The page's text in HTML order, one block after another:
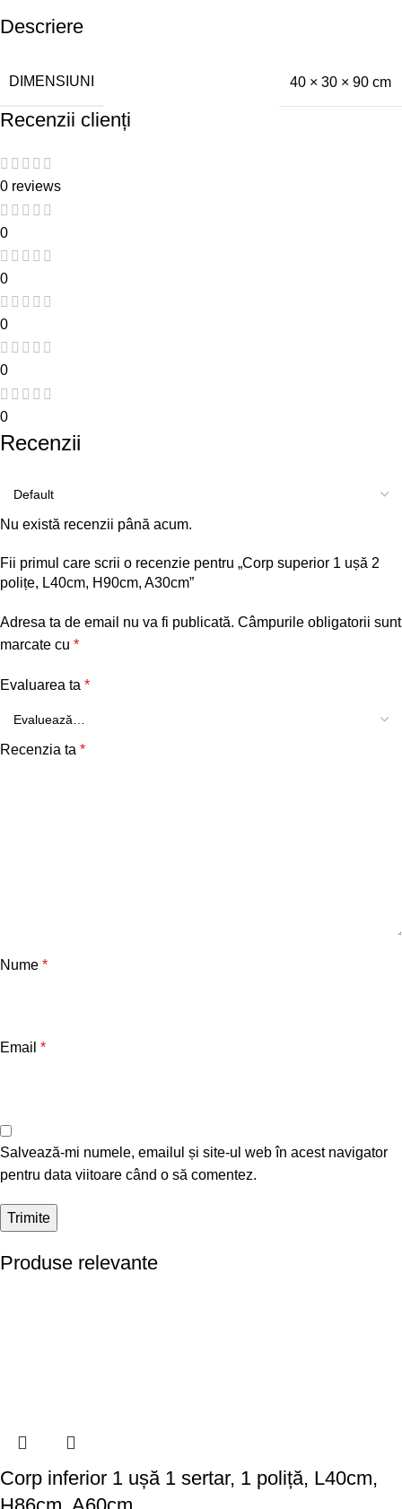
Descriere
DIMENSIUNI 40 × 30 × 90 cm
Recenzii clienți
0 reviews
0
0
0
0
0
Recenzii
Nu există recenzii până acum.
Fii primul care scrii o recenzie pentru „Corp superior 1 ușă 2
polițe, L40cm, H90cm, A30cm”
Adresa ta de email nu va fi publicată. Câmpurile obligatorii sunt
marcate cu *
Evaluarea ta *
Recenzia ta *
Nume *
Email *
Salvează-mi numele, emailul și site-ul web în acest navigator
pentru data viitoare când o să comentez.
Produse relevante
Corp inferior 1 ușă 1 sertar, 1 poliță, L40cm,